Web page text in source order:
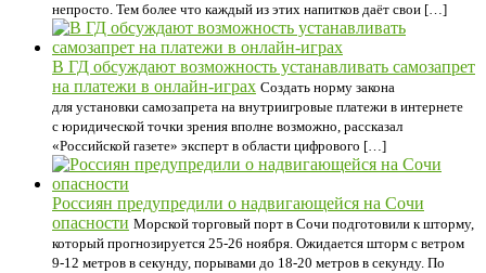
непросто. Тем более что каждый из этих напитков даёт свои […]
В ГД обсуждают возможность устанавливать самозапрет
на платежи в онлайн-играх Создать норму закона
для установки самозапрета на внутриигровые платежи в интернете
с юридической точки зрения вполне возможно, рассказал
«Российской газете» эксперт в области цифрового […]
Россиян предупредили о надвигающейся на Сочи
опасности Морской торговый порт в Сочи подготовили к шторму,
который прогнозируется 25-26 ноября. Ожидается шторм с ветром
9-12 метров в секунду, порывами до 18-20 метров в секунду. По